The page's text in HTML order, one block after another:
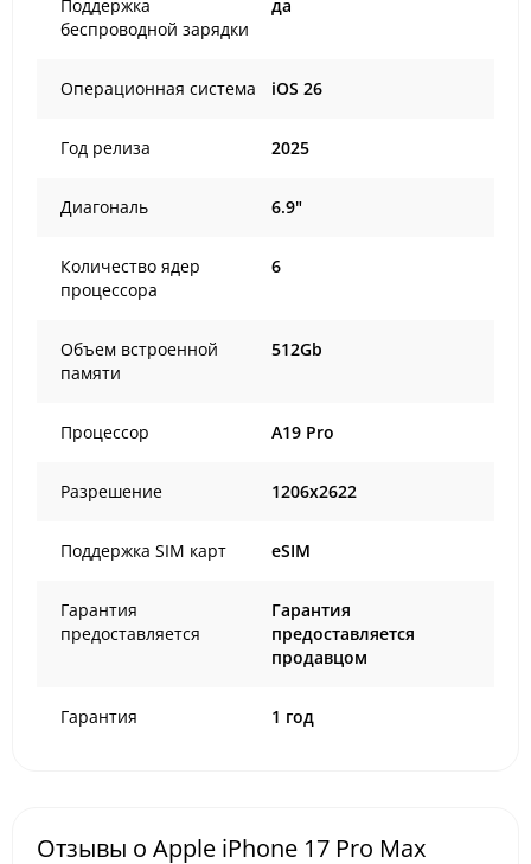
Поддержка
беспроводной зарядки
да
Операционная система iOS 26
Год релиза 2025
Диагональ 6.9"
Количество ядер
процессора
6
Объем встроенной
памяти
512Gb
Процессор A19 Pro
Разрешение 1206x2622
Поддержка SIM карт eSIM
Гарантия
предоставляется
Гарантия
предоставляется
продавцом
Гарантия 1 год
Отзывы о Apple iPhone 17 Pro Max